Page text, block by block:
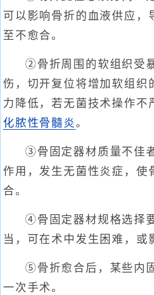
可以影响骨折的血液供应，
至不愈合。
②骨折周围的软组织受
伤，切开复位将增加软组织
力降低，若无菌技术操作不
化脓性骨髓炎 。
③骨固定器材质量不佳
作用，发生无菌性炎症，使
合。
④骨固定器材规格选择
当，可在术中发生困难，或
⑤骨折愈合后，某些内
一次手术。